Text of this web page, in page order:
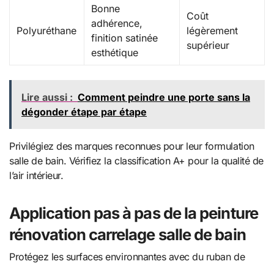
Polyuréthane
Bonne
adhérence,
finition satinée
esthétique
Coût
légèrement
supérieur
Lire aussi : Comment peindre une porte sans la
dégonder étape par étape
Privilégiez des marques reconnues pour leur formulation
salle de bain. Vérifiez la classification A+ pour la qualité de
l’air intérieur.
Application pas à pas de lapeinture
rénovation carrelage salle de bain
Protégez les surfaces environnantes avec du ruban de